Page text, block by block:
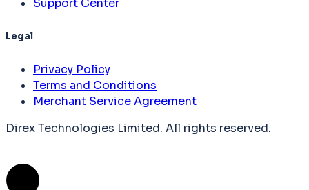
Support Center
Legal
Privacy Policy
Terms and Conditions
Merchant Service Agreement
Direx Technologies Limited. All rights reserved.